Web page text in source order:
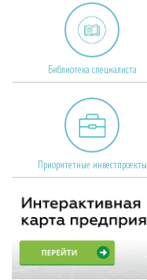
Библиотека специалиста
Приоритетные инвестпроекты